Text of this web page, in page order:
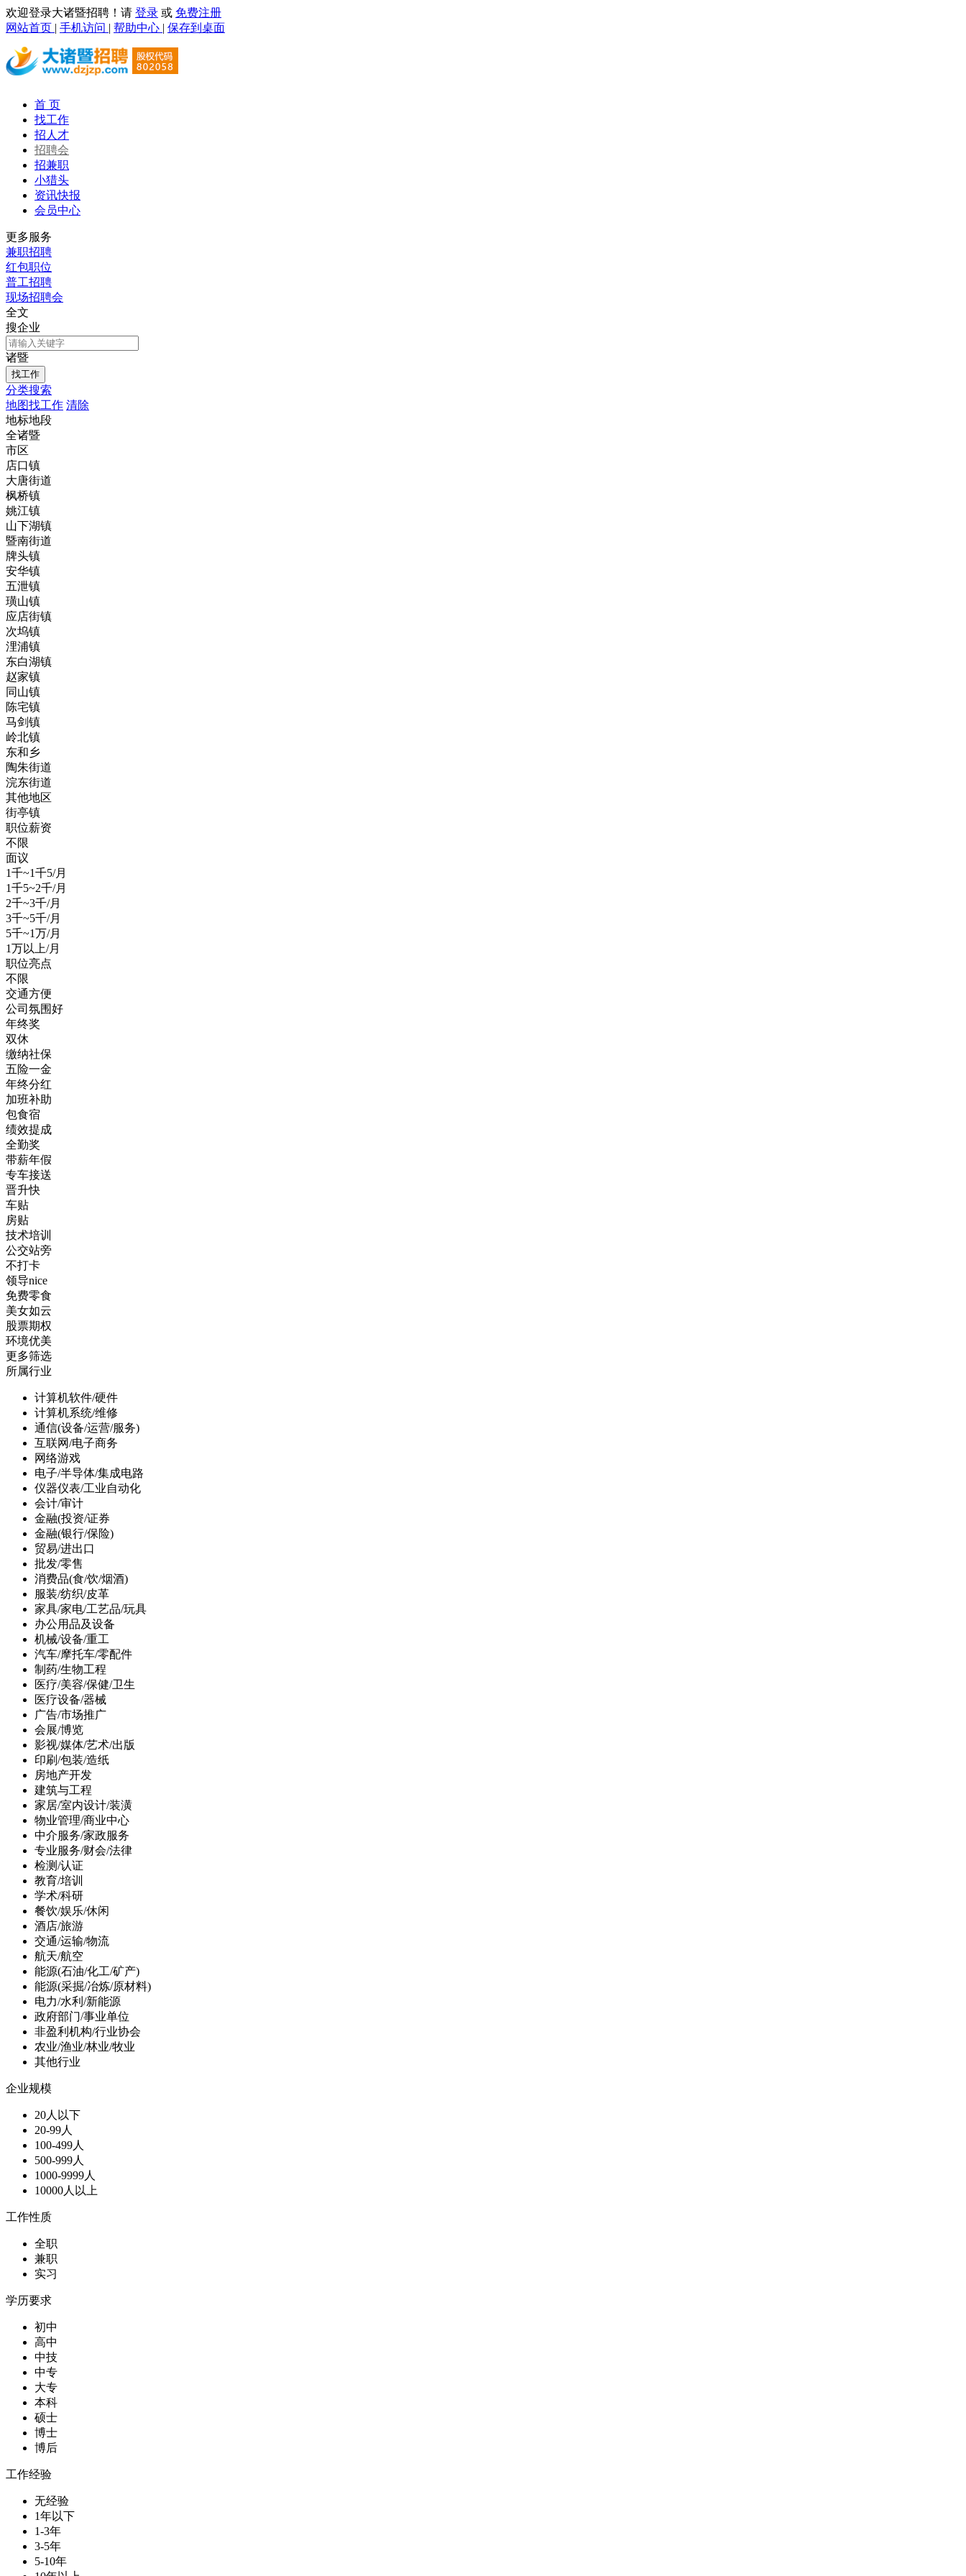
欢迎登录大诸暨招聘！请 登录 或 免费注册
网站首页 | 手机访问 | 帮助中心 | 保存到桌面
首 页
找工作
招人才
招聘会
招兼职
小猎头
资讯快报
会员中心
更多服务
兼职招聘
红包职位
普工招聘
现场招聘会
全文
搜企业
诸暨
分类搜索
地图找工作 清除
地标地段
全诸暨
市区
店口镇
大唐街道
枫桥镇
姚江镇
山下湖镇
暨南街道
牌头镇
安华镇
五泄镇
璜山镇
应店街镇
次坞镇
浬浦镇
东白湖镇
赵家镇
同山镇
陈宅镇
马剑镇
岭北镇
东和乡
陶朱街道
浣东街道
其他地区
街亭镇
职位薪资
不限
面议
1千~1千5/月
1千5~2千/月
2千~3千/月
3千~5千/月
5千~1万/月
1万以上/月
职位亮点
不限
交通方便
公司氛围好
年终奖
双休
缴纳社保
五险一金
年终分红
加班补助
包食宿
绩效提成
全勤奖
带薪年假
专车接送
晋升快
车贴
房贴
技术培训
公交站旁
不打卡
领导nice
免费零食
美女如云
股票期权
环境优美
更多筛选
所属行业
计算机软件/硬件
计算机系统/维修
通信(设备/运营/服务)
互联网/电子商务
网络游戏
电子/半导体/集成电路
仪器仪表/工业自动化
会计/审计
金融(投资/证券
金融(银行/保险)
贸易/进出口
批发/零售
消费品(食/饮/烟酒)
服装/纺织/皮革
家具/家电/工艺品/玩具
办公用品及设备
机械/设备/重工
汽车/摩托车/零配件
制药/生物工程
医疗/美容/保健/卫生
医疗设备/器械
广告/市场推广
会展/博览
影视/媒体/艺术/出版
印刷/包装/造纸
房地产开发
建筑与工程
家居/室内设计/装潢
物业管理/商业中心
中介服务/家政服务
专业服务/财会/法律
检测/认证
教育/培训
学术/科研
餐饮/娱乐/休闲
酒店/旅游
交通/运输/物流
航天/航空
能源(石油/化工/矿产)
能源(采掘/冶炼/原材料)
电力/水利/新能源
政府部门/事业单位
非盈利机构/行业协会
农业/渔业/林业/牧业
其他行业
企业规模
20人以下
20-99人
100-499人
500-999人
1000-9999人
10000人以上
工作性质
全职
兼职
实习
学历要求
初中
高中
中技
中专
大专
本科
硕士
博士
博后
工作经验
无经验
1年以下
1-3年
3-5年
5-10年